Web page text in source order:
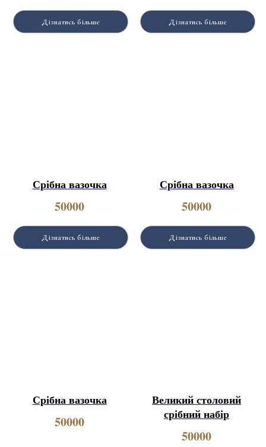
Дізнатись більше Дізнатись більше
Срібна вазочка
50000
Дізнатись більше
Срібна вазочка
50000
Дізнатись більше
Срібна вазочка
50000
Великий столовий
срібний набір
50000